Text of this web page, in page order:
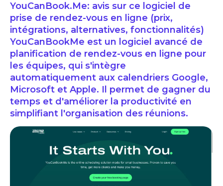
YouCanBook.Me: avis sur ce logiciel de
prise de rendez-vous en ligne (prix,
intégrations, alternatives, fonctionnalités)
YouCanBookMe est un logiciel avancé de
planification de rendez-vous en ligne pour
les équipes, qui s'intègre
automatiquement aux calendriers Google,
Microsoft et Apple. Il permet de gagner du
temps et d'améliorer la productivité en
simplifiant l'organisation des réunions.